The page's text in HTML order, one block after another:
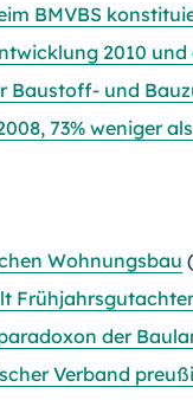
BMVBS
2010 und
Baustoff- und
73% weniger
Wohnungsbau
der
Verband